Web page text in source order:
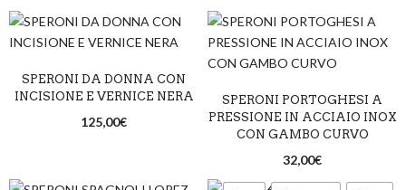
SPERONI DA DONNA CON
INCISIONE E VERNICE NERA
125,00€
SPERONI PORTOGHESI A
PRESSIONE IN ACCIAIO INOX
CON GAMBO CURVO
32,00€